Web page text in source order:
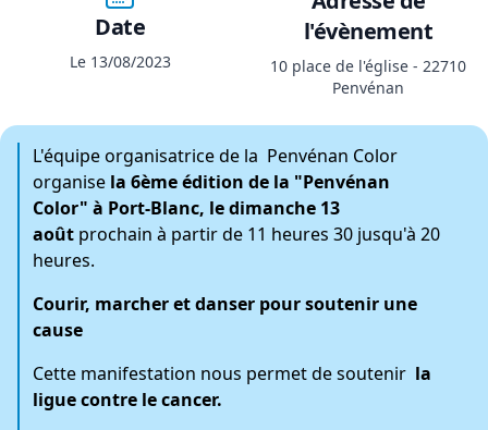
Date
Le 13/08/2023
l'évènement
10 place de l'église - 22710
Penvénan
L'équipe organisatrice de la Penvénan Color
organise la 6ème édition de la "Penvénan
Color" à Port-Blanc, le dimanche 13
août prochain à partir de 11 heures 30 jusqu'à 20
heures.
Courir, marcher et danser pour soutenir une
cause
Cette manifestation nous permet de soutenir la
ligue contre le cancer.